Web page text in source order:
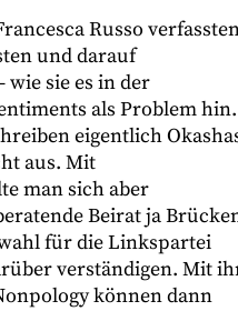
Russo
und darauf
wie sie es in der
als Problem hin.
eigentlich
aus. Mit
man sich aber
Beirat ja
für die Linkspartei
verständigen. Mit
können dann